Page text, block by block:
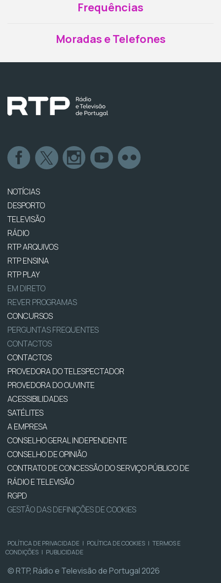
Frequências
Moradas e Telefones
NOTÍCIAS
DESPORTO
TELEVISÃO
RÁDIO
RTP ARQUIVOS
RTP ENSINA
RTP PLAY
EM DIRETO
REVER PROGRAMAS
CONCURSOS
PERGUNTAS FREQUENTES
CONTACTOS
CONTACTOS
PROVEDORA DO TELESPECTADOR
PROVEDORA DO OUVINTE
ACESSIBILIDADES
SATÉLITES
A EMPRESA
CONSELHO GERAL INDEPENDENTE
CONSELHO DE OPINIÃO
CONTRATO DE CONCESSÃO DO SERVIÇO PÚBLICO DE
RÁDIO E TELEVISÃO
RGPD
GESTÃO DAS DEFINIÇÕES DE COOKIES
POLÍTICA DE PRIVACIDADE | POLÍTICA DE COOKIES | TERMOS E
CONDIÇÕES | PUBLICIDADE
© RTP, Rádio e Televisão de Portugal 2026